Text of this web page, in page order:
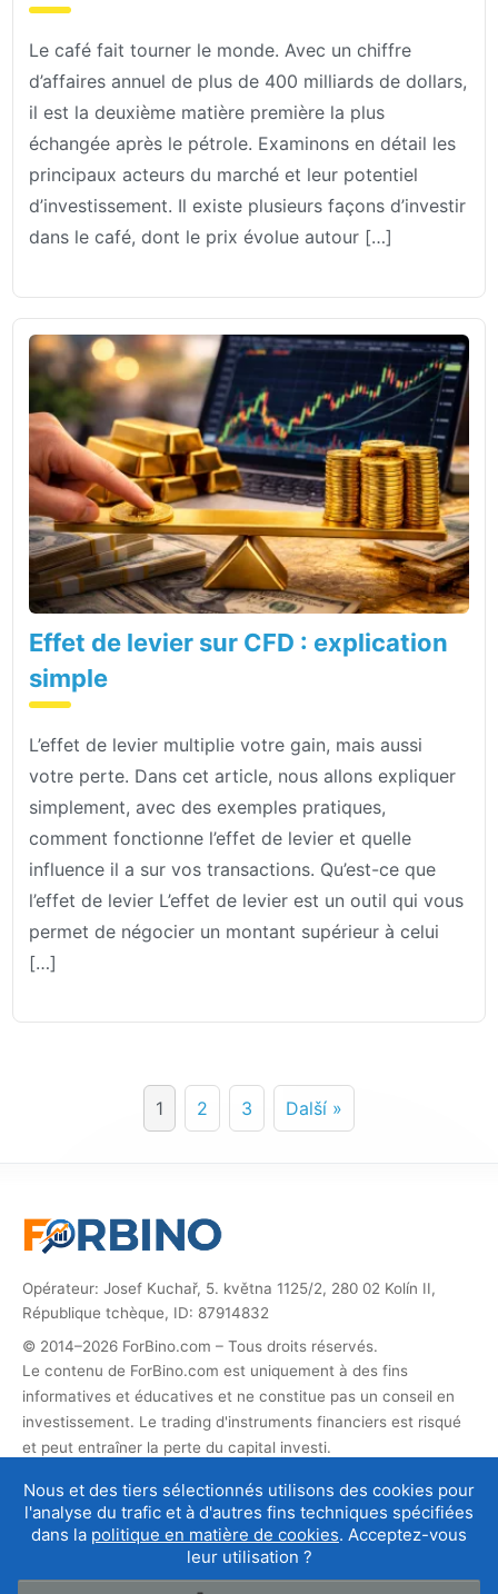
Le café fait tourner le monde. Avec un chiffre
d’affaires annuel de plus de 400 milliards de dollars,
il est la deuxième matière première la plus
échangée après le pétrole. Examinons en détail les
principaux acteurs du marché et leur potentiel
d’investissement. Il existe plusieurs façons d’investir
dans le café, dont le prix évolue autour […]
Effet de levier sur CFD : explication
simple
L’effet de levier multiplie votre gain, mais aussi
votre perte. Dans cet article, nous allons expliquer
simplement, avec des exemples pratiques,
comment fonctionne l’effet de levier et quelle
influence il a sur vos transactions. Qu’est-ce que
l’effet de levier L’effet de levier est un outil qui vous
permet de négocier un montant supérieur à celui
[…]
1 2 3 Další »
Nous et des tiers sélectionnés utilisons des cookies pour
l'analyse du trafic et à d'autres fins techniques spécifiées
dans la politique en matière de cookies. Acceptez-vous
leur utilisation ?
Opérateur: Josef Kuchař, 5. května 1125/2, 280 02 Kolín II,
République tchèque, ID: 87914832
© 2014–2026 ForBino.com – Tous droits réservés.
Le contenu de ForBino.com est uniquement à des fins
informatives et éducatives et ne constitue pas un conseil en
investissement. Le trading d'instruments financiers est risqué
et peut entraîner la perte du capital investi.
ces liens, nous recevons une commission qui nous permet
d'exploiter et de développer le site. Cela n'affecte pas le prix
du service pour vous, et les partenariats d'affiliation
n'influencent pas nosévaluations des courtiers.